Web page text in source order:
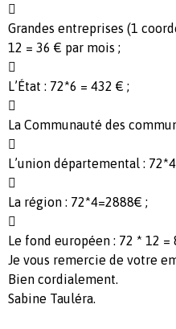

Grandes entreprises (1
12 = 36 € par mois ;

L’État : 72*6 = 432 € ;

La Communauté des

L’union départemental :

La région : 72*4=2888€ ;

Le fond européen : 72 * 12 =
Je vous remercie de votre
Bien cordialement.
Sabine Tauléra.